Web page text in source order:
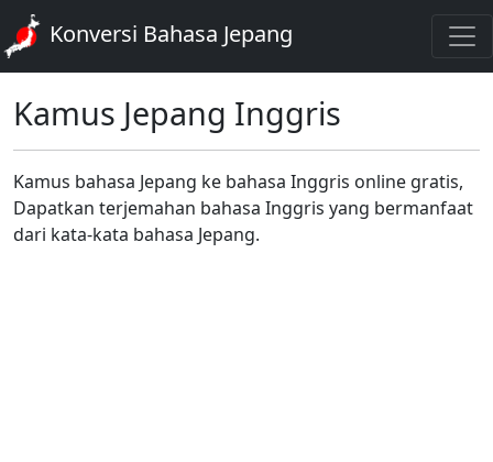
Konversi Bahasa Jepang
Kamus Jepang Inggris
Kamus bahasa Jepang ke bahasa Inggris online gratis,
Dapatkan terjemahan bahasa Inggris yang bermanfaat
dari kata-kata bahasa Jepang.